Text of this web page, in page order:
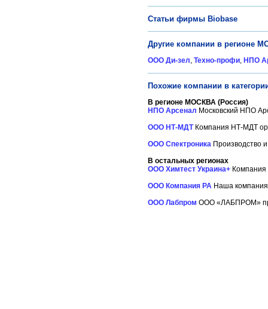
Статьи фирмы Biobase
Другие компании в регионе
ООО Ди-зел, Техно-профи, НПО
Похожие компании в
В регионе МОСКВА (Россия)
НПО Арсенал Московский НПО
ООО НТ-МДТКомпания НТ-МДТ
ООО Спектроника Производство
В остальных регионах
ООО Химтест Украина+ Компания
ООО Компания РА Наша компания
ООО Лабпром ООО «ЛАБПРОМ»